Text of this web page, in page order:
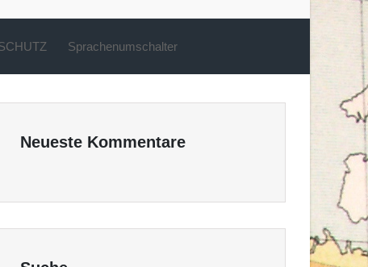
Sprachenumschalter
Neueste Kommentare